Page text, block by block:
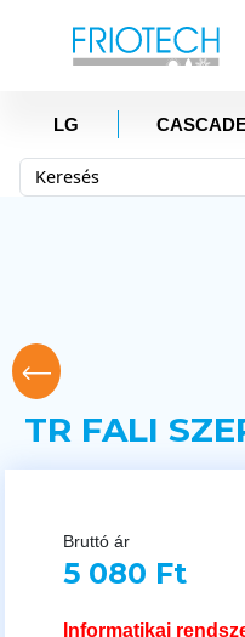
LG
TR FALI
Bruttó ár
5 080 Ft
Informatikai